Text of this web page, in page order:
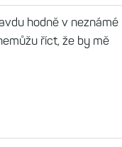
hodně v neznámé
říct, že by mě